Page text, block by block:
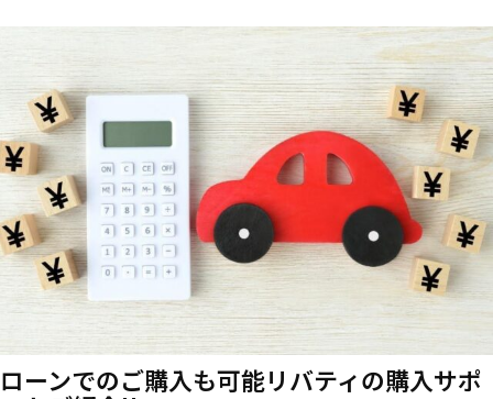
ローンでのご購入も可能リバティの購入サポ